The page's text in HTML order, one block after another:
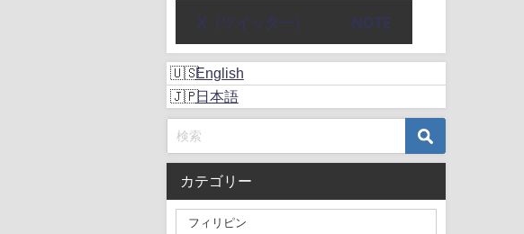
X（ツイッター） NOTE
English
日本語
カテゴリー